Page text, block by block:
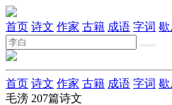
首页 诗文 作家 古籍 成语 字词 歇
首页 诗文 作家 古籍 成语 字词 歇
毛滂 207篇诗文